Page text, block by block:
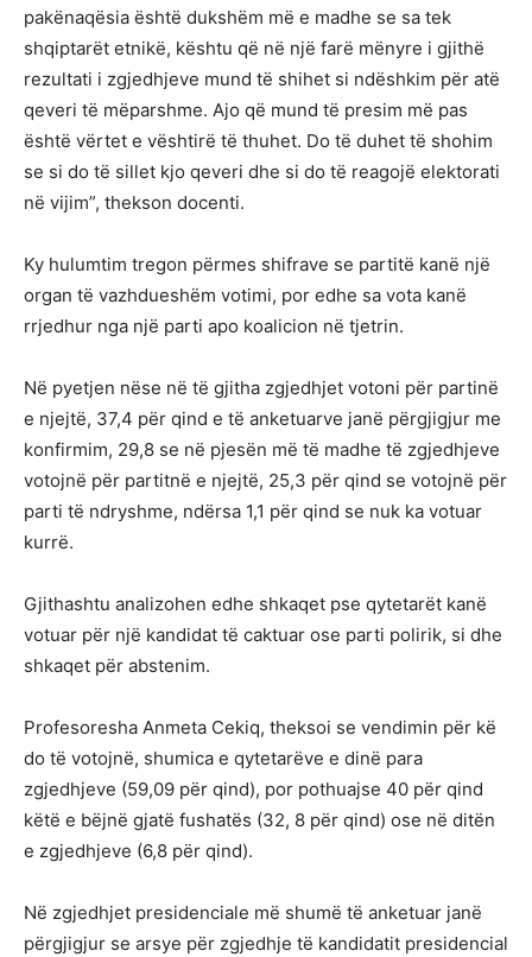
pakënaqësia është dukshëm më e madhe se sa tek
shqiptarët etnikë, kështu që në një farë mënyre i gjithë
rezultati i zgjedhjeve mund të shihet si ndëshkim për atë
qeveri të mëparshme. Ajo që mund të presim më pas
është vërtet e vështirë të thuhet. Do të duhet të shohim
se si do të sillet kjo qeveri dhe si do të reagojë elektorati
në vijim”, thekson docenti.
Ky hulumtim tregon përmes shifrave se partitë kanë një
organ të vazhdueshëm votimi, por edhe sa vota kanë
rrjedhur nga një parti apo koalicion në tjetrin.
Në pyetjen nëse në të gjitha zgjedhjet votoni për partinë
e njejtë, 37,4 për qind e të anketuarve janë përgjigjur me
konfirmim, 29,8 se në pjesën më të madhe të zgjedhjeve
votojnë për partitnë e njejtë, 25,3 për qind se votojnë për
parti të ndryshme, ndërsa 1,1 për qind se nuk ka votuar
kurrë.
Gjithashtu analizohen edhe shkaqet pse qytetarët kanë
votuar për një kandidat të caktuar ose parti polirik, si dhe
shkaqet për abstenim.
Profesoresha Anmeta Cekiq, theksoi se vendimin për kë
do të votojnë, shumica e qytetarëve e dinë para
zgjedhjeve (59,09 për qind), por pothuajse 40 për qind
këtë e bëjnë gjatë fushatës (32, 8 për qind) ose në ditën
e zgjedhjeve (6,8 për qind).
Në zgjedhjet presidenciale më shumë të anketuar janë
përgjigjur se arsye për zgjedhje të kandidatit presidencial